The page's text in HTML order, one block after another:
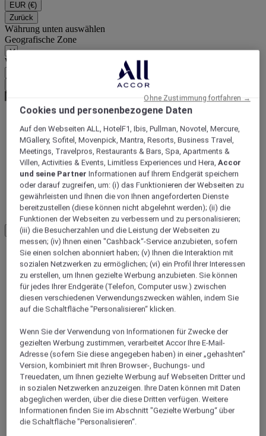
EUR (€)
Zurück
Währung unten auswählen
Geografische Zone
Währung
World
Asia
Indonesia
NOUVELLE GUINEE
Papouasie
Load More See more items
JAYAPURA, Indonesien
Mercure Jayapura
Cookies und personenbezogene Daten
Auf den Webseiten ALL, HotelF1, Ibis, Pullman, Novotel, Mercure,
MGallery, Sofitel, Movenpick, Mantra, Resorts, Business Travel,
Meetings, Travelpros, Restaurants & Bars, Spa, Apartments &
Villen, Activities & Events, Limitless Experiences und Hera,Accor
und seine Partner Informationen auf Ihrem Endgerät speichern
oder darauf zugreifen, um: (i) das Funktionieren der Webseiten zu
gewährleisten und Ihnen die von Ihnen angeforderten Dienste
bereitzustellen (diese können nicht abgelehnt werden); (ii) die
Funktionen der Webseiten zu verbessern und zu personalisieren;
(iii) die Besucherzahlen und die Leistung der Webseiten zu
messen; (iv) Ihnen einen "Cashback“-Service anzubieten, sofern
Sie einen solchen abonniert haben; (v) Ihnen die Interaktion mit
sozialen Netzwerken zu ermöglichen; (vi) ein Profil Ihrer Interessen
zu erstellen, um Ihnen gezielte Werbung anzubieten. Sie können
für jedes Ihrer Endgeräte (Telefon, Computer usw.) zwischen
diesen verschiedenen Verwendungszwecken wählen, indem Sie
auf die Schaltfläche "Personalisieren“ klicken.
Wenn Sie der Verwendung von Informationen für Zwecke der
gezielten Werbung zustimmen, verarbeitet Accor Ihre E-Mail-
Adresse (sofern Sie diese angegeben haben) in einer „gehashten“
Version, kombiniert mit Ihren Browser-, Buchungs- und
Treuedaten, um Ihnen gezielte Werbung auf Webseiten Dritter und
in sozialen Netzwerken anzuzeigen. Ihre Daten können mit Daten
abgeglichen werden, über die diese Dritten verfügen. Weitere
Informationen finden Sie im Abschnitt "Gezielte Werbung“ über
die Schaltfläche "Personalisieren“.
Ohne Zustimmung fortfahren →